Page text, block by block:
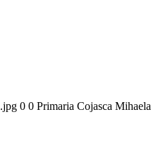
0 0 Primaria Cojasca Mihaela